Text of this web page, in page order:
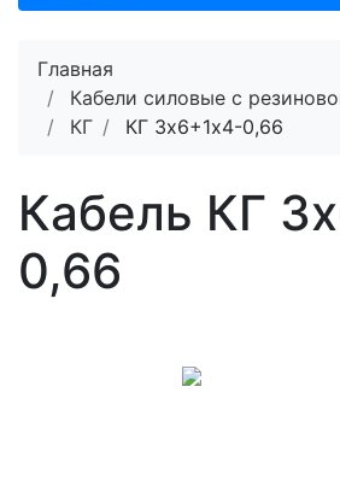
Главная
Кабели силовые с
КГ
КГ 3х6+1х4-0,66
Кабель КГ
0,66